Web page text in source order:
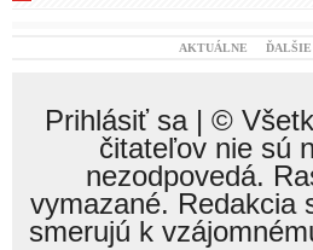
AKTUÁLNE ĎALŠIE
Prihlásiť sa| ©
čitateľov nie sú
nezodpovedá.
vymazané. Redakcia
smerujú k